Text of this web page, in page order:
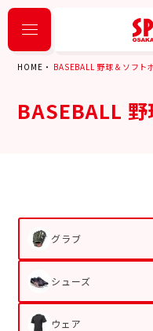
HOME BASEBALL 野球＆ソフト
BASEBALL
グラブ
シューズ
ウェア